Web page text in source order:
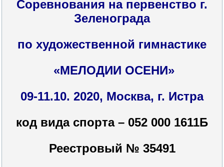
Соревнования на первенство г.
Зеленограда
по художественной гимнастике
«МЕЛОДИИ ОСЕНИ»
09-11.10. 2020, Москва, г. Истра
код вида спорта – 052 000 1611Б
Реестровый № 35491